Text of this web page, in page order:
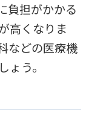
負担がかかる
高くなりま
などの医療機
う。